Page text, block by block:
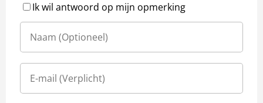
Ik wil antwoord op mijn opmerking